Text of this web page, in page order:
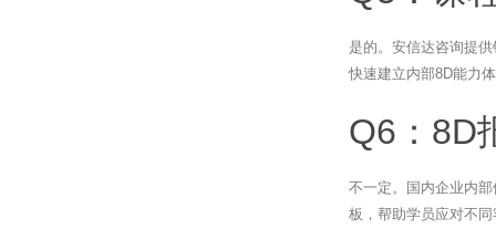
是的。安信达咨询提
快速建立内部8D能力
Q6：8D
不一定。国内企业内
板，帮助学员应对不